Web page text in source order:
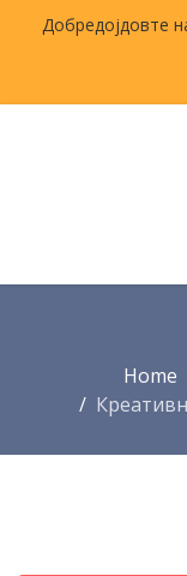
Добредојдовте
Home